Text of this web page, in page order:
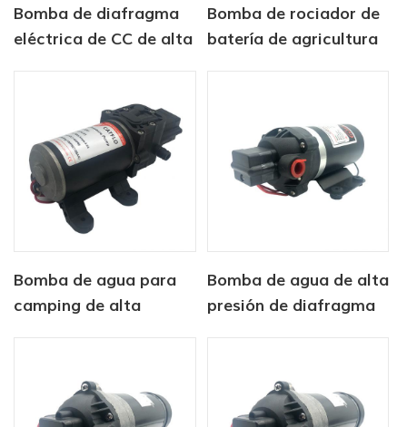
Bomba de diafragma
eléctrica de CC de alta
Bomba de rociador de
batería de agricultura
Bomba de agua para
camping de alta
Bomba de agua de alta
presión de diafragma